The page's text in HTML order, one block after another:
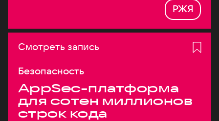
РЖЯ
Смотреть запись
Безопасность
AppSec-платформа
для сотен миллионов
строк кода